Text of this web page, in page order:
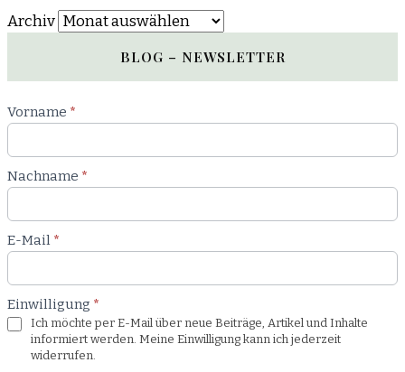
Archiv
BLOG – NEWSLETTER
Newsletter
Blog
Vorname *
Nachname *
E-Mail *
Einwilligung *
Ich möchte per E-Mail über neue Beiträge, Artikel und Inhalte
informiert werden. Meine Einwilligung kann ich jederzeit
widerrufen.